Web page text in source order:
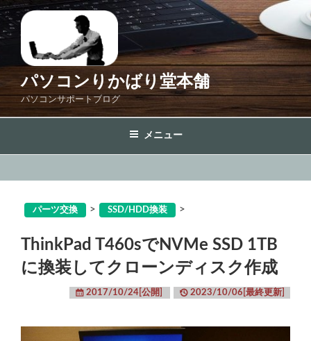
コ
ン
テ
ス
プ
パソコンりかばり堂本舗
パソコンサポートブログ
メニュー
パーツ交換 > SSD/HDD換装 >
ThinkPad T460sでNVMe SSD 1TB
に換装してクローンディスク作成
2017/10/24[公開] 2023/10/06[最終更新]